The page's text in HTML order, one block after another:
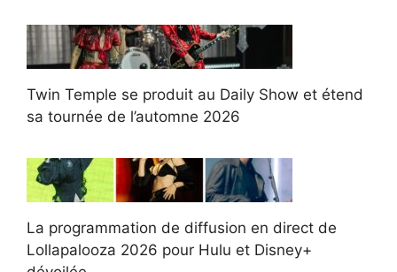
Twin Temple se produit au Daily Show et étend
sa tournée de l’automne 2026
La programmation de diffusion en direct de
Lollapalooza 2026 pour Hulu et Disney+